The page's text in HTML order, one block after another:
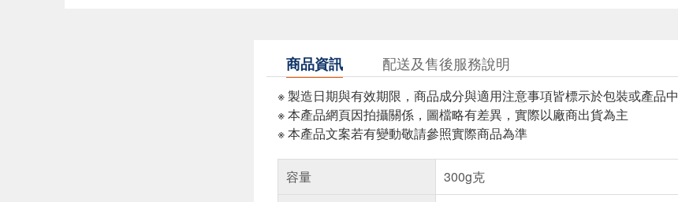
商品資訊 配送及售後服務說明
※ 製造日期與有效期限，商品成分與適用注意事項皆標示於包裝或產品中
※ 本產品網頁因拍攝關係，圖檔略有差異，實際以廠商出貨為主
※ 本產品文案若有變動敬請參照實際商品為準
容量
300g克